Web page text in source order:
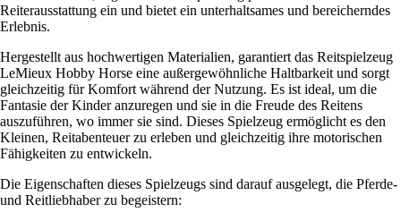
Reiterausstattung ein und bietet ein unterhaltsames und bereicherndes
Erlebnis.
Hergestellt aus hochwertigen Materialien, garantiert das Reitspielzeug
LeMieux Hobby Horse eine außergewöhnliche Haltbarkeit und sorgt
gleichzeitig für Komfort während der Nutzung. Es ist ideal, um die
Fantasie der Kinder anzuregen und sie in die Freude des Reitens
auszuführen, wo immer sie sind. Dieses Spielzeug ermöglicht es den
Kleinen, Reitabenteuer zu erleben und gleichzeitig ihre motorischen
Fähigkeiten zu entwickeln.
Die Eigenschaften dieses Spielzeugs sind darauf ausgelegt, die Pferde-
und Reitliebhaber zu begeistern: